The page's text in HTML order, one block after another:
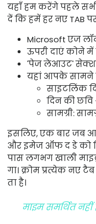
यहाँ हम करेंगे पहले
दें कि हमें हर नए TAB
Microsoft एज
ऊपरी दाएं कोने
'पेज लेआउट'
यहां आपके सामने
साइटलिंक
दिन की
सामग्री:
इसलिए, एक बार जब
और इमेज ऑफ द डे को
पास लगभग खाली
गा। क्रोम प्रत्येक नए
ता है।
माइम समर्थित नहीं